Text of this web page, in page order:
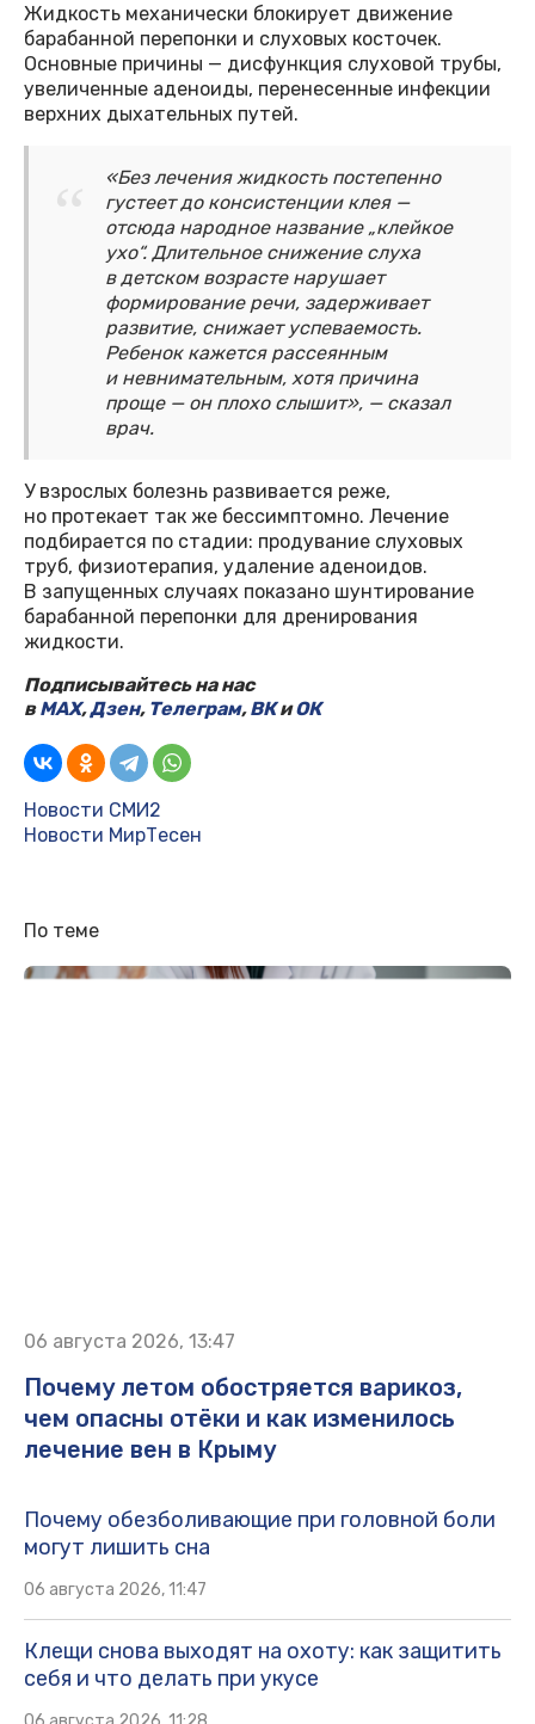
Жидкость механически блокирует движение
барабанной перепонки и слуховых косточек.
Основные причины — дисфункция слуховой трубы,
увеличенные аденоиды, перенесенные инфекции
верхних дыхательных путей.
«Без лечения жидкость постепенно
густеет до консистенции клея —
отсюда народное название „клейкое
ухо“. Длительное снижение слуха
в детском возрасте нарушает
формирование речи, задерживает
развитие, снижает успеваемость.
Ребенок кажется рассеянным
и невнимательным, хотя причина
проще — он плохо слышит», — сказал
врач.
У взрослых болезнь развивается реже,
но протекает так же бессимптомно. Лечение
подбирается по стадии: продувание слуховых
труб, физиотерапия, удаление аденоидов.
В запущенных случаях показано шунтирование
барабанной перепонки для дренирования
жидкости.
Подписывайтесь на нас
вMAX,Дзен, Телеграм,ВКиОК
Новости СМИ2
Новости МирТесен
По теме
06 августа 2026, 13:47
Почему летом обостряется варикоз,
чем опасны отёки и как изменилось
лечение вен в Крыму
Почему обезболивающие при головной боли
могут лишить сна
06 августа 2026, 11:47
Клещи снова выходят на охоту: как защитить
себя и что делать при укусе